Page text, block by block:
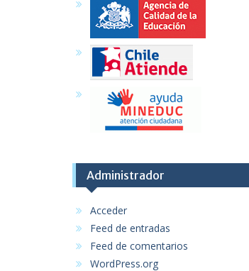
Administrador
Acceder
Feed de entradas
Feed de comentarios
WordPress.org